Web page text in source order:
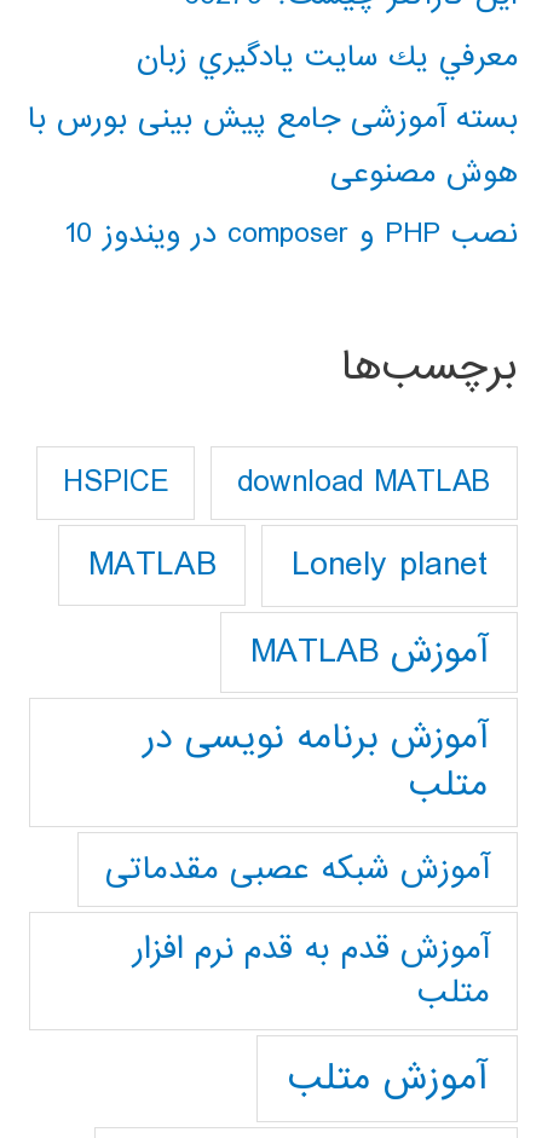
معرفي يك سايت يادگيري زبان
بسته آموزشی جامع پیش بینی بورس با
هوش مصنوعی
نصب PHP و composer در ویندوز 10
برچسب‌ها
download MATLAB
HSPICE
Lonely planet
MATLAB
آموزش MATLAB
آموزش برنامه نویسی در
متلب
آموزش شبکه عصبی مقدماتی
آموزش قدم به قدم نرم افزار
متلب
آموزش متلب